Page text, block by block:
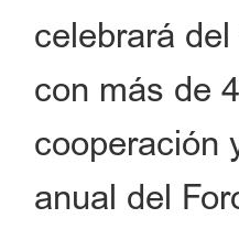
celebrará
con más de
cooperación
anual del